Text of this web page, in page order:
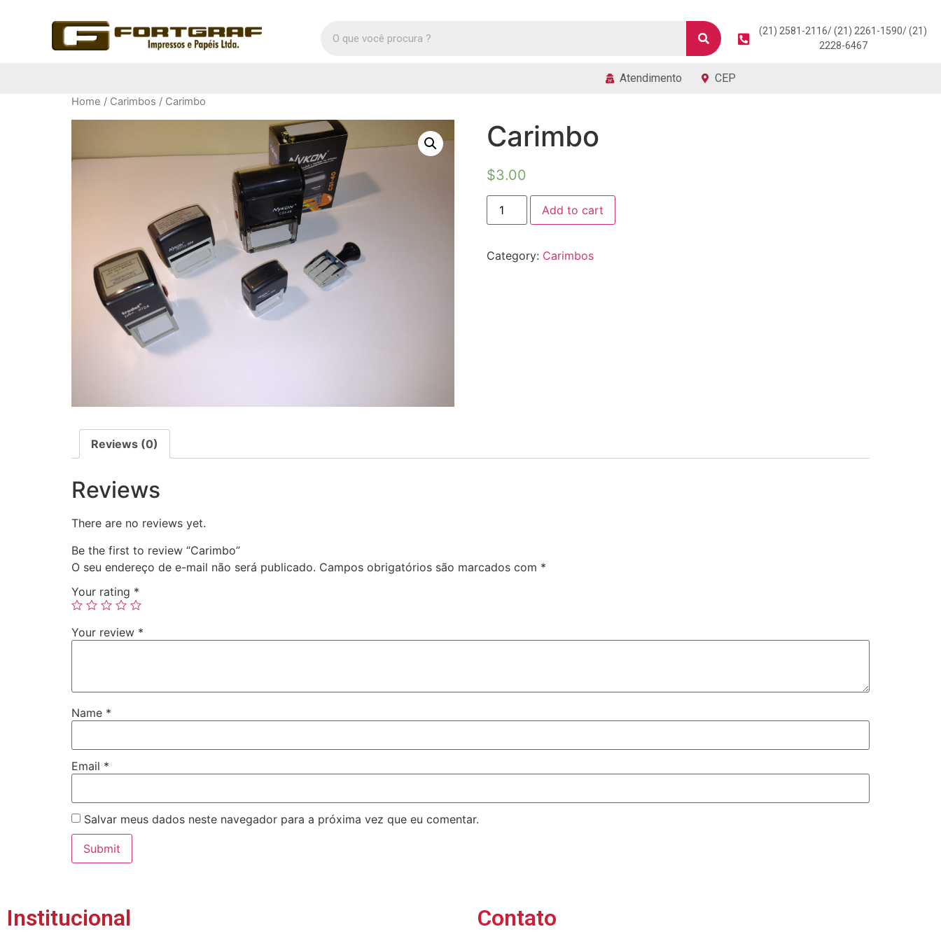
(21) 2581-2116/ (21) 2261-1590/ (21)
2228-6467
Atendimento CEP
Home / Carimbos / Carimbo
Carimbo
$3.00
Add to cart
Category: Carimbos
Reviews (0)
Reviews
There are no reviews yet.
Be the first to review “Carimbo”
O seu endereço de e-mail não será publicado. Campos obrigatórios são marcados com *
Your rating *
Your review *
Name *
Email *
Salvar meus dados neste navegador para a próxima vez que eu comentar.
Institucional Contato